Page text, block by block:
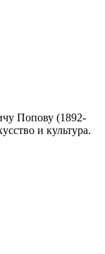
Попову (1892-
и культура.